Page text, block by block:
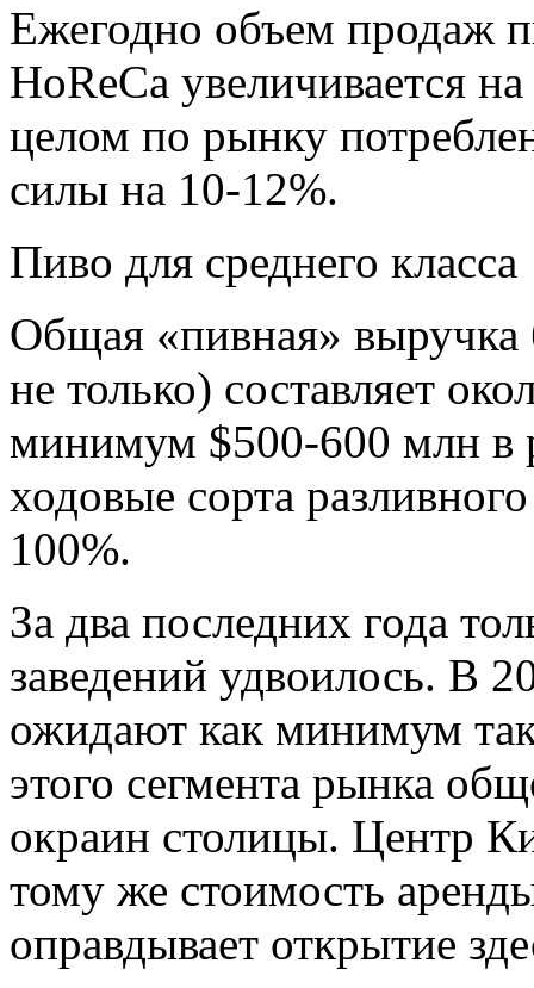
Ежегодно объем продаж
HoReCa увеличивается
целом по рынку
силы на 10-12%.
Пиво для среднего класса
Общая «пивная» выручка
не только) составляет
минимум $500-600 млн в
ходовые сорта
100%.
За два последних года
заведений удвоилось. В
ожидают как минимум
этого сегмента рынка
окраин столицы. Центр
тому же стоимость
оправдывает открытие